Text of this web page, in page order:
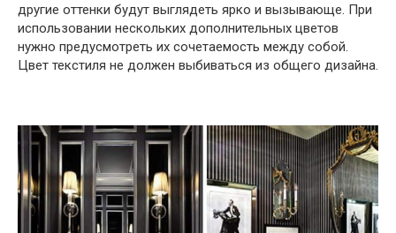
другие оттенки будут выглядеть ярко и вызывающе. При
использовании нескольких дополнительных цветов
нужно предусмотреть их сочетаемость между собой.
Цвет текстиля не должен выбиваться из общего дизайна.